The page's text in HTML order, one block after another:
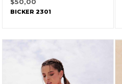
$50,00
BICKER 2301